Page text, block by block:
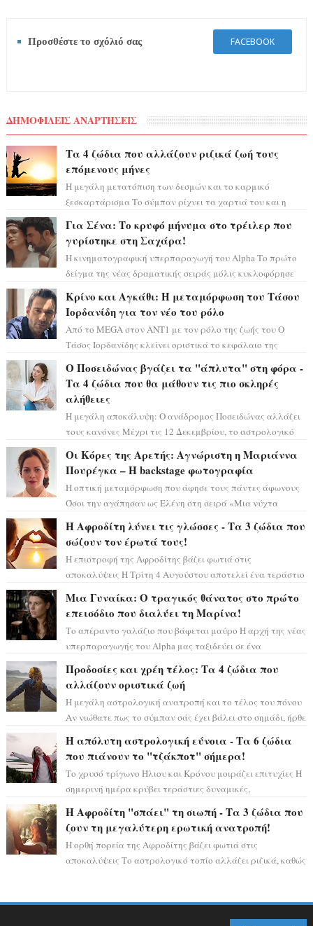
Προσθέστε το σχόλιό σας FACEBOOK
ΔΗΜΟΦΙΛΕΙΣ ΑΝΑΡΤΗΣΕΙΣ
Τα 4 ζώδια που αλλάζουν ριζικά ζωή τους
επόμενους μήνες
Η μεγάλη μετατόπιση των δεσμών και το καρμικό
ξεσκαρτάρισμα Το σύμπαν ρίχνει τα χαρτιά του και η
Για Σένα: Το κρυφό μήνυμα στο τρέιλερ που
γυρίστηκε στη Σαχάρα!
Η κινηματογραφική υπερπαραγωγή του Alpha Το πρώτο
δείγμα της νέας δραματικής σειράς μόλις κυκλοφόρησε
Κρίνο και Αγκάθι: Η μεταμόρφωση του Τάσου
Ιορδανίδη για τον νέο του ρόλο
Από το MEGA στον ΑΝΤ1 με τον ρόλο της ζωής του Ο
Τάσος Ιορδανίδης κλείνει οριστικά το κεφάλαιο της
Ο Ποσειδώνας βγάζει τα "άπλυτα" στη φόρα -
Τα 4 ζώδια που θα μάθουν τις πιο σκληρές
αλήθειες
Η μεγάλη αποκάλυψη: Ο ανάδρομος Ποσειδώνας αλλάζει
τους κανόνες Μέχρι τις 12 Δεκεμβρίου, το αστρολογικό
Οι Κόρες της Αρετής: Αγνώριστη η Μαριάννα
Πουρέγκα – H backstage φωτογραφία
Η οπτική μεταμόρφωση που άφησε τους πάντες άφωνους
Όσοι την αγάπησαν ως Ελένη στη σειρά «Μια νύχτα
Η Αφροδίτη λύνει τις γλώσσες - Τα 3 ζώδια που
σώζουν τον έρωτά τους!
Η επιστροφή της Αφροδίτης βάζει φωτιά στις
αποκαλύψεις Η Τρίτη 4 Αυγούστου αποτελεί ένα τεράστιο
Μια Γυναίκα: Ο τραγικός θάνατος στο πρώτο
επεισόδιο που διαλύει τη Μαρίνα!
Το απέραντο γαλάζιο που βάφεται μαύρο Η αρχή της νέας
υπερπαραγωγής του Alpha μας ταξιδεύει σε ένα
Προδοσίες και χρέη τέλος: Τα 4 ζώδια που
αλλάζουν οριστικά ζωή
Η μεγάλη αστρολογική ανατροπή και το τέλος του πόνου
Αν νιώθατε πως το σύμπαν σάς έχει βάλει στο σημάδι, ήρθε
Η απόλυτη αστρολογική εύνοια - Τα 6 ζώδια
που πιάνουν το "τζάκποτ" σήμερα!
Το χρυσό τρίγωνο Ήλιου και Κρόνου μοιράζει επιτυχίες Η
σημερινή ημέρα κρύβει τεράστιες δυναμικές,
Η Αφροδίτη "σπάει" τη σιωπή - Τα 3 ζώδια που
ζουν τη μεγαλύτερη ερωτική ανατροπή!
Η ορθή πορεία της Αφροδίτης βάζει φωτιά στις
αποκαλύψεις Το αστρολογικό τοπίο αλλάζει ριζικά, καθώς